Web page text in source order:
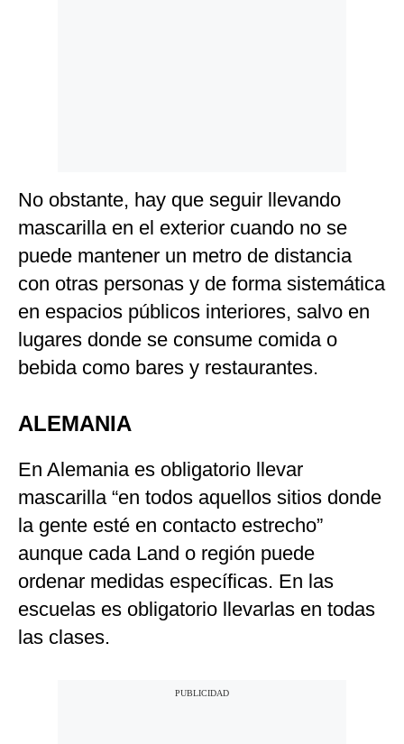
No obstante, hay que seguir llevando
mascarilla en el exterior cuando no se
puede mantener un metro de distancia
con otras personas y de forma sistemática
en espacios públicos interiores, salvo en
lugares donde se consume comida o
bebida como bares y restaurantes.
ALEMANIA
En Alemania es obligatorio llevar
mascarilla “en todos aquellos sitios donde
la gente esté en contacto estrecho”
aunque cada Land o región puede
ordenar medidas específicas. En las
escuelas es obligatorio llevarlas en todas
las clases.